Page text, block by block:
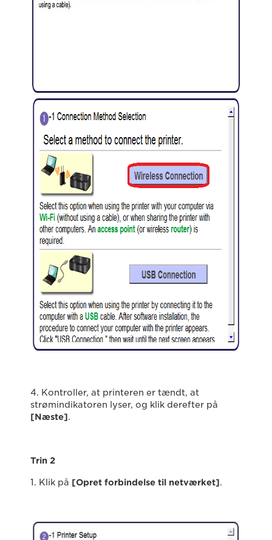
4. Kontroller, at printeren er tændt, at
strømindikatoren lyser, og klik derefter på
[Næste].
Trin 2
1. Klik på [Opret forbindelse til netværket].